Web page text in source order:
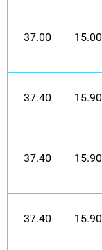
37.00 15.00
37.40 15.90
37.40 15.90
37.40 15.90